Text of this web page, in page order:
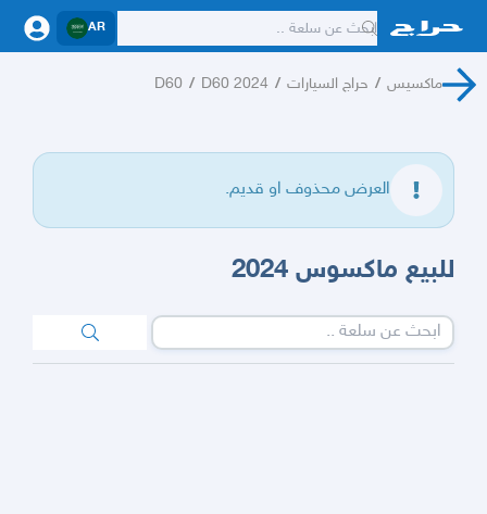
AR
ماكسيس / حراج السيارات /
D60 2024
/
D60
العرض محذوف او قديم.
للبيع ماكسوس 2024